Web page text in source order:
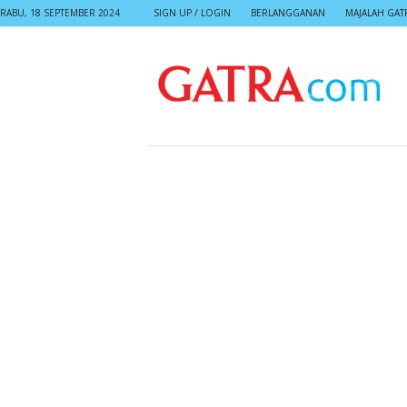
RABU, 18 SEPTEMBER 2024 SIGN UP / LOGIN BERLANGGANAN MAJALAH